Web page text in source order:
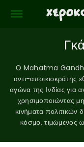
Ο Mahatma Gandhi
αντι-αποικιοκράτης
αγώνα της Ινδίας για
χρησιμοποιώντας
κινήματα πολιτικών
κόσμο, τιμώμενος